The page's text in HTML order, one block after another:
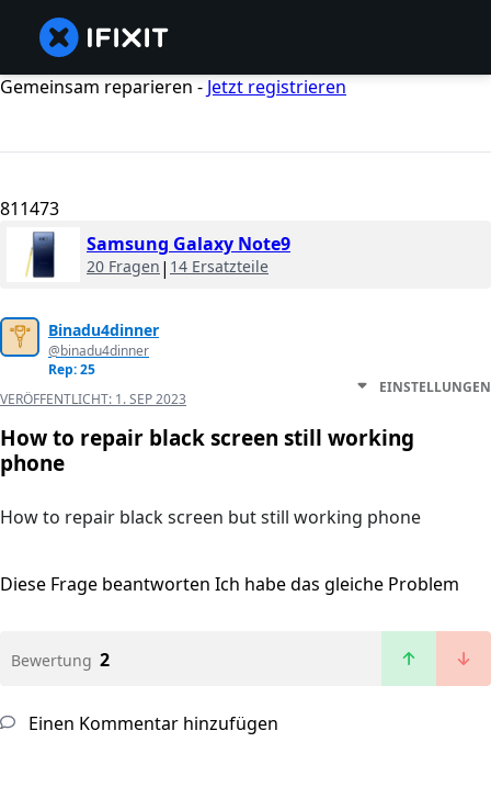
Gemeinsam reparieren - Jetzt registrieren
811473
Samsung Galaxy Note9
20 Fragen | 14 Ersatzteile
Binadu4dinner
@binadu4dinner
Rep: 25
VERÖFFENTLICHT: 1. SEP 2023
EINSTELLUNGEN
How to repair black screen still working
phone
How to repair black screen but still working phone
Diese Frage beantworten Ich habe das gleiche Problem
Bewertung 2
Einen Kommentar hinzufügen